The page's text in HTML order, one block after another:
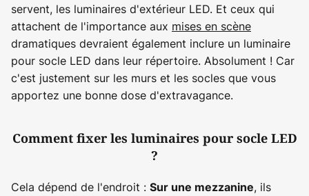
servent, les luminaires d'extérieur LED. Et ceux qui
attachent de l'importance aux mises en scène
dramatiques devraient également inclure un luminaire
pour socle LED dans leur répertoire. Absolument ! Car
c'est justement sur les murs et les socles que vous
apportez une bonne dose d'extravagance.
Comment fixer les luminaires pour socle LED
?
Cela dépend de l'endroit : Sur une mezzanine, ils